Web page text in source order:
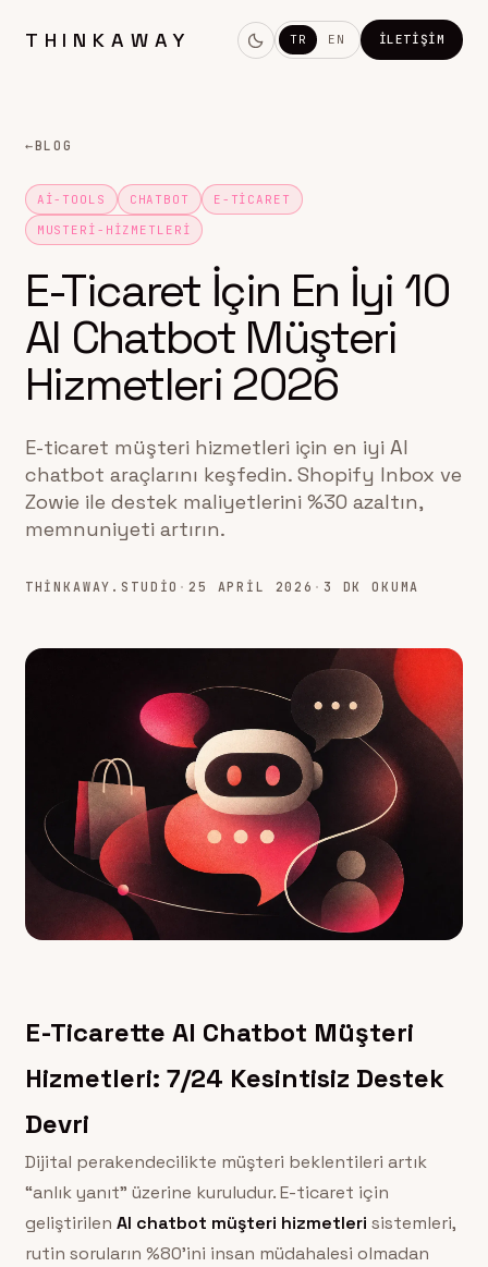
THINKAWAY TR EN İLETIŞIM
←BLOG
AI-TOOLS CHATBOT
E-TICARET
MUSTERI-HIZMETLERI
E-Ticaret İçin En İyi 10
AI Chatbot Müşteri
Hizmetleri 2026
E-ticaret müşteri hizmetleri için en iyi AI
chatbot araçlarını keşfedin. Shopify Inbox ve
Zowie ile destek maliyetlerini %30 azaltın,
memnuniyeti artırın.
THINKAWAY.STUDIO ·25 APRIL 2026 · 3 DK OKUMA
E-Ticarette AI Chatbot Müşteri
Hizmetleri: 7/24 Kesintisiz Destek
Devri
Dijital perakendecilikte müşteri beklentileri artık
“anlık yanıt” üzerine kuruludur. E-ticaret için
geliştirilen AI chatbot müşteri hizmetleri sistemleri,
rutin soruların %80’ini insan müdahalesi olmadan